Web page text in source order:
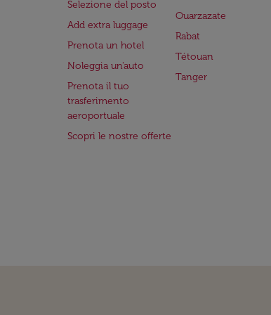
Selezione del posto
Add extra luggage
Prenota un hotel
Noleggia un'auto
Prenota il tuo
trasferimento
aeroportuale
Scopri le nostre offerte
Ouarzazate
Rabat
Tétouan
Tanger